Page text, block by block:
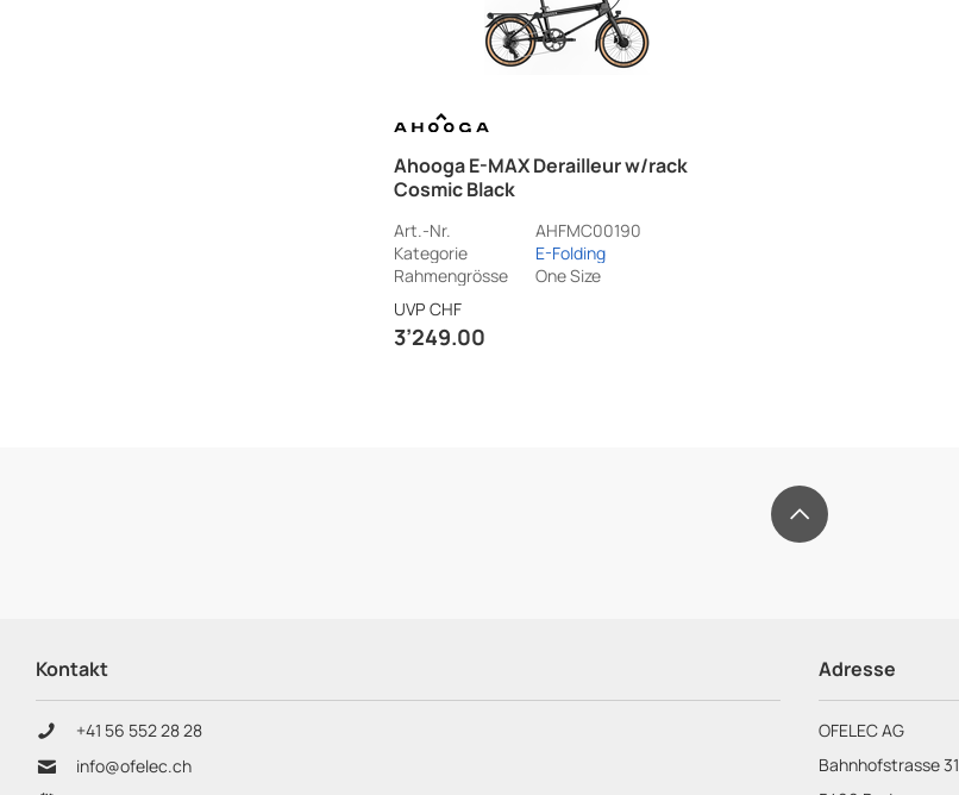
Ahooga E-MAX Derailleur w/rack
Cosmic Black
Art.-Nr.
AHFMC00190
Kategorie
E-Folding
Rahmengrösse
One Size
UVP CHF
3’249.00
OFELEC
AG
Kontakt
+41 56 552 28 28
info@ofelec.ch
Adresse
OFELEC AG
Bahnhofstrasse 31